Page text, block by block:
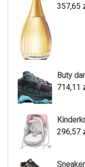
357,65
Buty
714,11
296,57